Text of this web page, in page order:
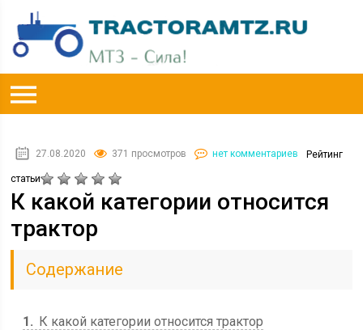
27.08.2020 371 просмотров нет комментариев Рейтинг
статьи
К какой категории относится
трактор
Содержание
1
К какой категории относится трактор